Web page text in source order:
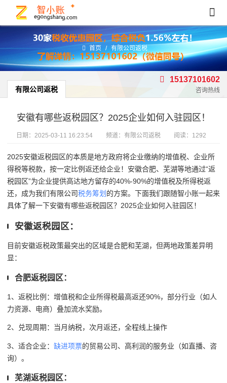
首页 / 有限公司返税
有限公司返税
15137101602
咨询热线
安徽有哪些返税园区？2025企业如何入驻园区！
日期： 2025-03-11 16:23:54 频道： 有限公司返税 阅读：1292
2025安徽返税园区的本质是地方政府将企业缴纳的增值税、企业所
得税等税款，按一定比例返还给企业！ 安徽合肥、芜湖等地通过“返
税园区”为企业提供高达地方留存的40%-90%的增值税及所得税返
还，成为我们有限公司税务筹划 的方案。下面我们跟随智小账一起来
具体了解一下安徽有哪些返税园区？2025企业如何入驻园区！
安徽返税园区：
目前安徽返税政策最突出的区域是合肥和芜湖，但两地政策差异明
显：
合肥返税园区：
1、返税比例：增值税和企业所得税最高返还90%，部分行业（如人
力资源、电商）叠加流水奖励。
2、兑现周期：当月纳税，次月返还，全程线上操作
3、适合企业： 缺进项票的贸易公司、高利润的服务业（如直播、咨
询）。
芜湖返税园区：